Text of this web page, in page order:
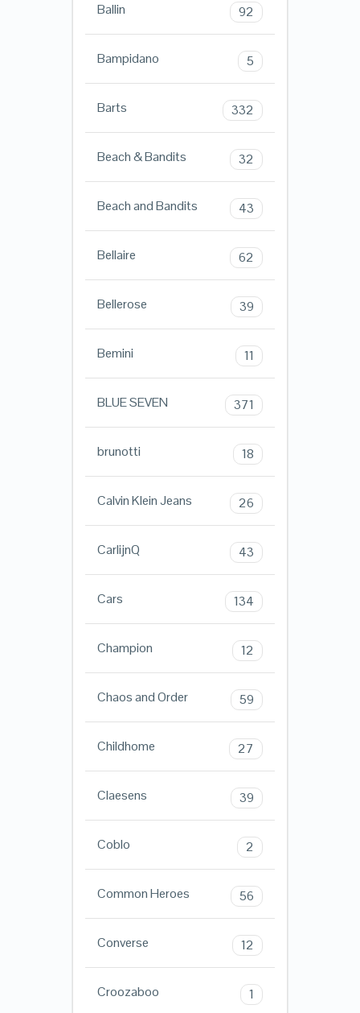
Ballin 92
Bampidano 5
Barts 332
Beach & Bandits 32
Beach and Bandits 43
Bellaire 62
Bellerose 39
Bemini 11
BLUE SEVEN 371
brunotti 18
Calvin Klein Jeans 26
CarlijnQ 43
Cars 134
Champion 12
Chaos and Order 59
Childhome 27
Claesens 39
Coblo 2
Common Heroes 56
Converse 12
Croozaboo 1